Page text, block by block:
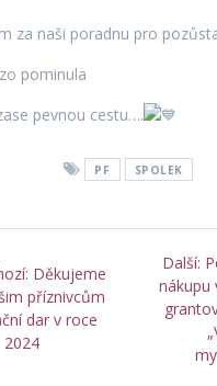
za naši poradnu pro
pominula
pevnou cestu….
PF SPOLEK
Předchozí
příspěvek:
Děkujeme
příznivcům
dar v roce
2024
Další:
nákupu